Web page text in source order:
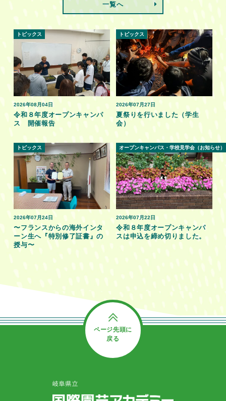
一覧へ
2026年08月04日
トピックス
令和８年度オープンキャンパ
ス 開催報告
2026年07月27日
トピックス
夏祭りを行いました（学生
会）
2026年07月24日
トピックス
〜フランスからの海外インタ
ーン生へ『特別修了証書』の
授与〜
2026年07月22日
オープンキャンパス・学校見学会（お知らせ）
令和８年度オープンキャンパ
スは申込を締め切りました。
ページ先頭に
戻る